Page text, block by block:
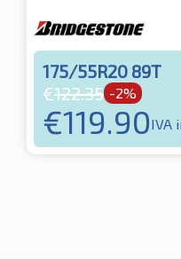
175/55R20 89T
€122.35 -2%
€119.90IVA